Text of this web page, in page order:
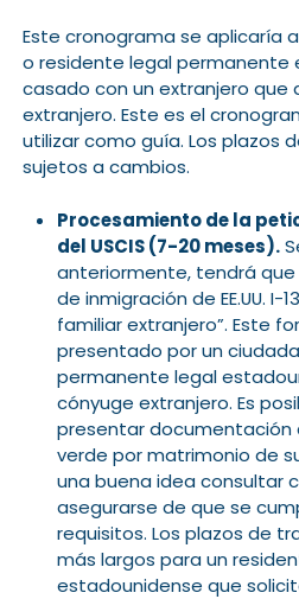
Este cronograma se aplicaría
o residente legal permanente
casado con un extranjero que
extranjero. Este es el
utilizar como guía. Los plazos
sujetos a cambios.
Procesamiento de la
del USCIS (7-20 meses).
anteriormente, tendrá
de inmigración de EE.UU. I-
familiar extranjero”. Este
presentado por un
permanente legal
cónyuge extranjero. Es
presentar documentación
verde por matrimonio de
una buena idea consultar
asegurarse de que se
requisitos. Los plazos de
más largos para un
estadounidense que